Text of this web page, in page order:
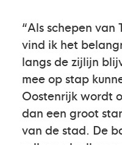
“Als schepen van
vind ik het
langs de zijlijn
mee op stap
Oostenrijk wordt
dan een groot
van de stad. De